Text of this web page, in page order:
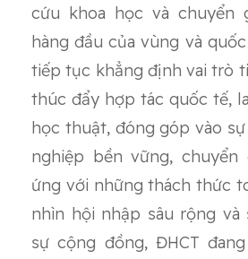
cứu khoa học và chuyển
hàng đầu của vùng và
tiếp tục khẳng định vai trò
thúc đẩy hợp tác quốc tế,
học thuật, đóng góp vào
nghiệp bền vững,
ứng với những thách thức
nhìn hội nhập sâu rộng và
sự cộng đồng, ĐHCT